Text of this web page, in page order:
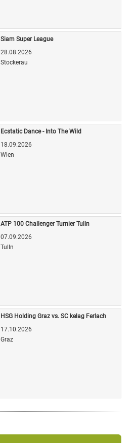
Siam Super League
28.08.2026
Stockerau
Ecstatic Dance - Into The Wild
18.09.2026
Wien
ATP 100 Challenger Turnier Tulln
07.09.2026
Tulln
HSG Holding Graz vs. SC kelag Ferlach
17.10.2026
Graz